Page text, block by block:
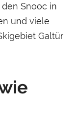
Snooc in
und viele
Galtür